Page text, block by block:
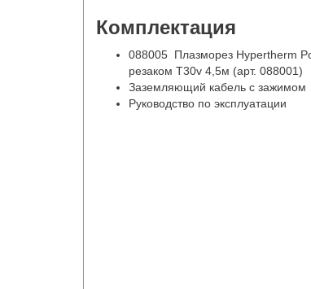
Комплектация
088005 Плазморез Hypertherm
резаком T30v 4,5м (арт. 088001)
Заземляющий кабель с зажимом
Руководство по эксплуатации